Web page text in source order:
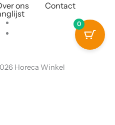
ons
Contact
Horeca Winkel
0